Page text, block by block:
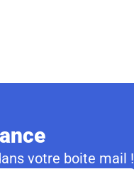
votre boite mail !